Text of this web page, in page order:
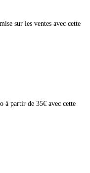
sur les ventes avec cette
à partir de 35€ avec cette